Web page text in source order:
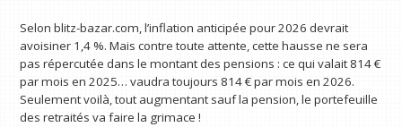
Selon blitz-bazar.com, l’inflation anticipée pour 2026 devrait
avoisiner 1,4 %. Mais contre toute attente, cette hausse ne sera
pas répercutée dans le montant des pensions : ce qui valait 814 €
par mois en 2025… vaudra toujours 814 € par mois en 2026.
Seulement voilà, tout augmentant sauf la pension, le portefeuille
des retraités va faire la grimace !